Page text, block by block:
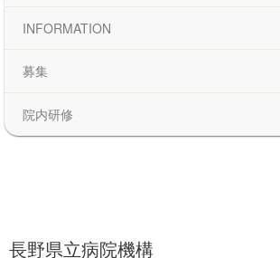
INFORMATION
募集
院内研修
長野県立病院機構